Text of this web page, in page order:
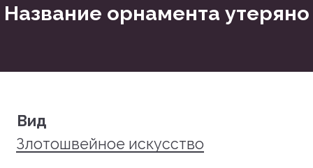
Название орнамента утеряно
Вид
Злотошвейное искусство